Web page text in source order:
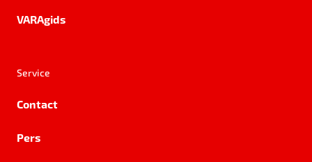
VARAgids
Service
Contact
Pers